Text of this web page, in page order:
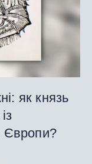
як князь
Європи?